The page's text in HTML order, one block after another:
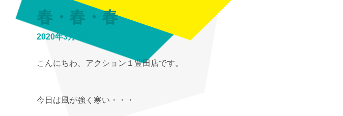
春・春・春
2020年3月6日
こんにちわ、アクション１豊田店です。
今日は風が強く寒い・・・